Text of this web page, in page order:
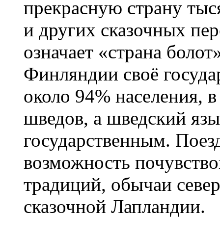
прекрасную страну
и других сказочных
означает «страна
Финляндии своё
около 94% населения,
шведов, а шведский
государственным.
возможность
традиций, обычаи
сказочной Лапландии.